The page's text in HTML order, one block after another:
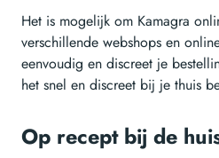
Het is mogelijk om Kamagra
verschillende webshops en
eenvoudig en discreet je
het snel en discreet bij je thuis
Op recept bij de